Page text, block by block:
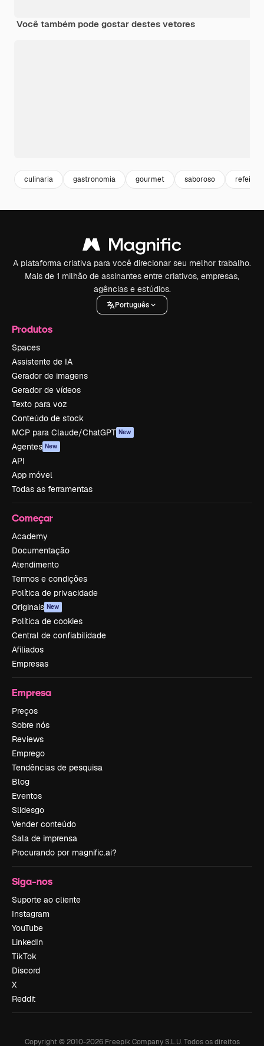
Você também pode gostar destes vetores
culinaria gastronomia gourmet saboroso refeição
A plataforma criativa para você direcionar seu melhor trabalho.
Mais de 1 milhão de assinantes entre criativos, empresas,
agências e estúdios.
Português
Produtos
Spaces
Assistente de IA
Gerador de imagens
Gerador de vídeos
Texto para voz
Conteúdo de stock
MCP para Claude/ChatGPT New
Agentes New
API
App móvel
Todas as ferramentas
Começar
Academy
Documentação
Atendimento
Termos e condições
Política de privacidade
Originais New
Política de cookies
Central de confiabilidade
Afiliados
Empresas
Empresa
Preços
Sobre nós
Reviews
Emprego
Tendências de pesquisa
Blog
Eventos
Slidesgo
Vender conteúdo
Sala de imprensa
Procurando por magnific.ai?
Siga-nos
Suporte ao cliente
Instagram
YouTube
LinkedIn
TikTok
Discord
X
Reddit
Copyright © 2010-2026Freepik Company S.L.U. Todos os direitos